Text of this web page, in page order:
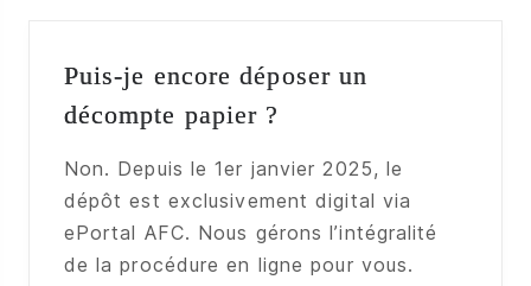
Puis-je encore déposer un
décompte papier ?
Non. Depuis le 1er janvier 2025, le
dépôt est exclusivement digital via
ePortal AFC. Nous gérons l’intégralité
de la procédure en ligne pour vous.